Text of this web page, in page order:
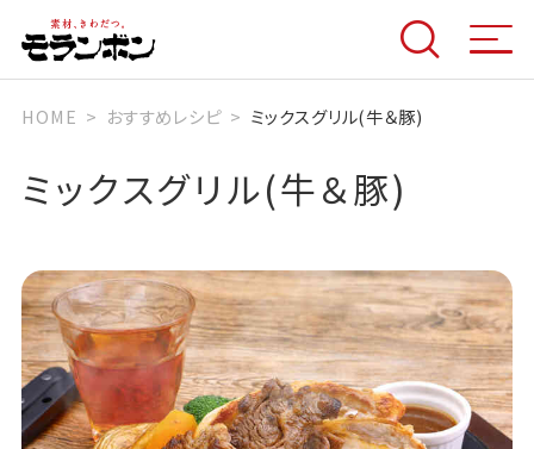
HOME おすすめレシピ ミックスグリル(牛＆豚)
ミックスグリル(牛＆豚)